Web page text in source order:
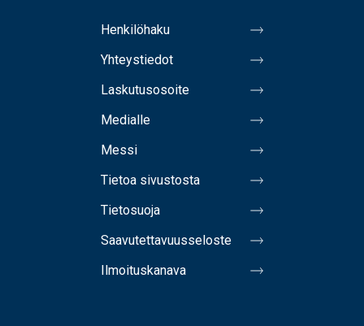
Henkilöhaku
Yhteystiedot
Laskutusosoite
Medialle
Messi
Tietoa sivustosta
Tietosuoja
Saavutettavuusseloste
Ilmoituskanava